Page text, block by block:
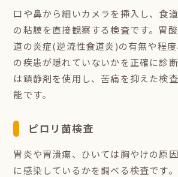
口や鼻から細いカメラを挿入し、食
の粘膜を直接観察する検査です。胃
道の炎症(逆流性食道炎)の有無や程
の疾患が隠れていないかを正確に診
は鎮静剤を使用し、苦痛を抑えた検
能です。
ピロリ菌検査
胃炎や胃潰瘍、ひいては胸やけの原
に感染しているかを調べる検査です